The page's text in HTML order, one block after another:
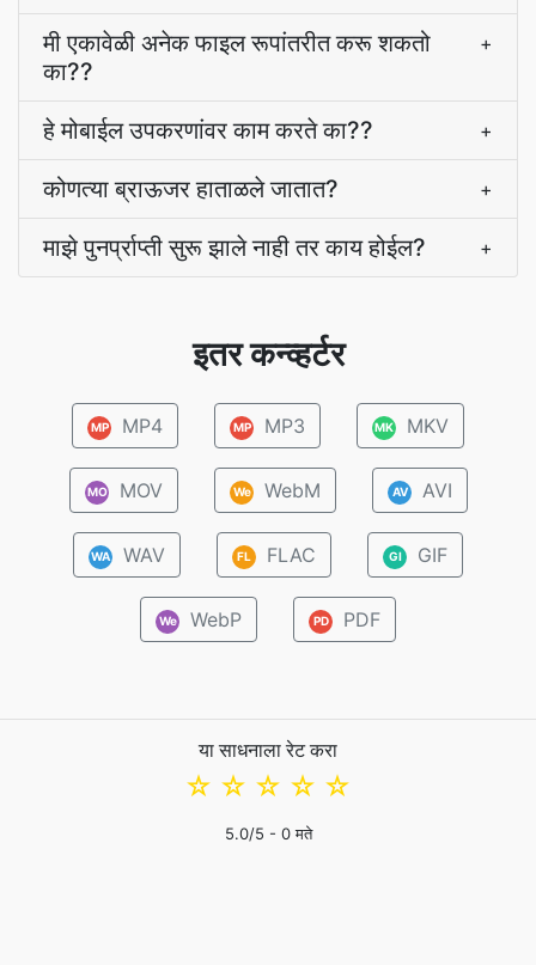
मी एकावेळी अनेक फाइल रूपांतरीत करू शकतो
का??
+
हे मोबाईल उपकरणांवर काम करते का?? +
कोणत्या ब्राऊजर हाताळले जातात? +
माझे पुनर्प्राप्ती सुरू झाले नाही तर काय होईल? +
इतर कन्व्हर्टर
MP MP4 MP MP3 MK MKV
MO MOV We WebM AV AVI
WA WAV FL FLAC GI GIF
We WebP PD PDF
या साधनाला रेट करा
☆
☆
☆
☆
☆
5.0/5 - 0मते